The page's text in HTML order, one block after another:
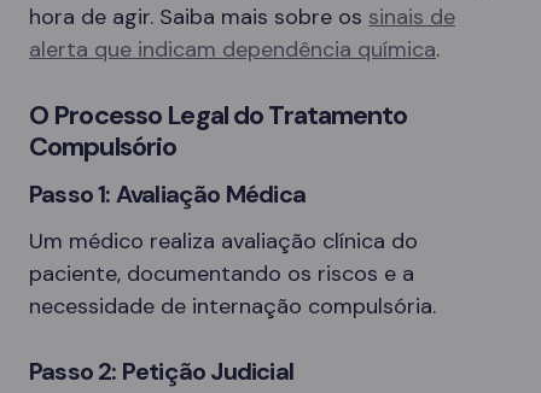
hora de agir. Saiba mais sobre os sinais de
alerta que indicam dependência química.
O Processo Legal do Tratamento
Compulsório
Passo 1: Avaliação Médica
Um médico realiza avaliação clínica do
paciente, documentando os riscos e a
necessidade de internação compulsória.
Passo 2: Petição Judicial